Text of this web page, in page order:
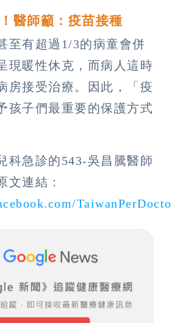
醫師籲：疫苗接種
至有超過1/3的病童會併
現暖性休克，而病人這時
房接受治療。因此，「疫
孩子們最重要的保護方式
科急診的543-吳昌騰醫師
文連結：